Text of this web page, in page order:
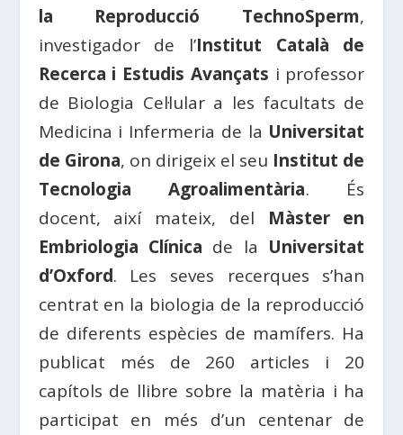
la Reproducció TechnoSperm,
investigador de l’Institut Català de
Recerca i Estudis Avançats i professor
de Biologia Cel·lular a les facultats de
Medicina i Infermeria de la Universitat
de Girona, on dirigeix el seu Institut de
Tecnologia Agroalimentària. És
docent, així mateix, del Màster en
Embriologia Clínica de la Universitat
d’Oxford. Les seves recerques s’han
centrat en la biologia de la reproducció
de diferents espècies de mamífers. Ha
publicat més de 260 articles i 20
capítols de llibre sobre la matèria i ha
participat en més d’un centenar de